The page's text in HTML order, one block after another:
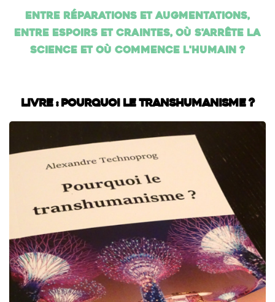
Entre réparations et augmentations,
entre espoirs et craintes, où s'arrête la
science et où commence l'humain ?
Livre : Pourquoi le transhumanisme ?